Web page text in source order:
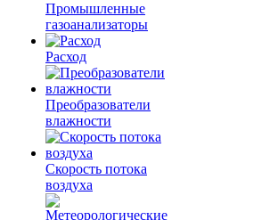
Промышленные
газоанализаторы
Расход
Преобразователи
влажности
Скорость потока
воздуха